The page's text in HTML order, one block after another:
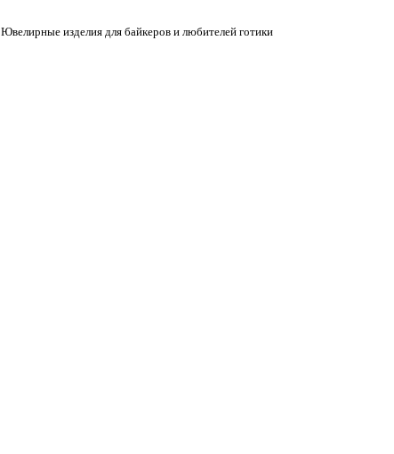
Ювелирные изделия для байкеров и любителей готики